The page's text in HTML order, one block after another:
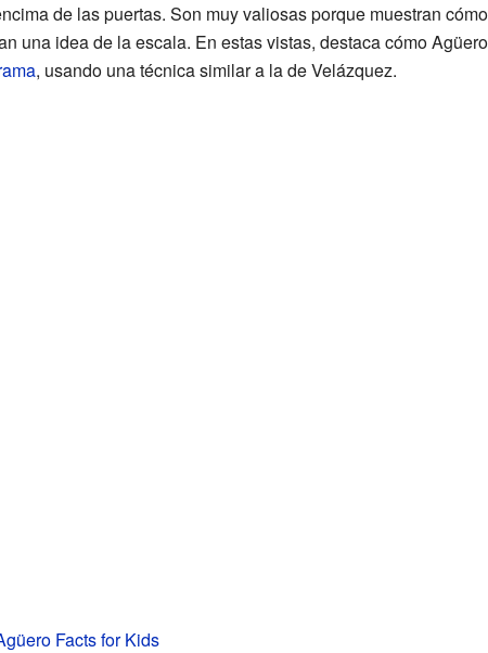
de las puertas. Son muy valiosas porque muestran
una idea de la escala. En estas vistas, destaca cómo
, usando una técnica similar a la de Velázquez.
Facts for Kids